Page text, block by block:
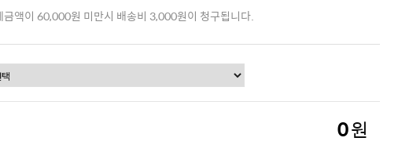
금액이 60,000원 미만시 배송비 3,000원이 청구됩니다.
0원